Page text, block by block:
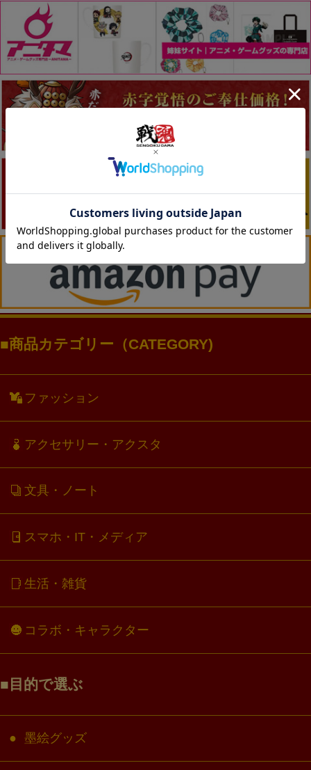
商品カテゴリー（CATEGORY)
ファッション
アクセサリー・アクスタ
文具・ノート
スマホ・IT・メディア
生活・雑貨
コラボ・キャラクター
目的で選ぶ
墨絵グッズ